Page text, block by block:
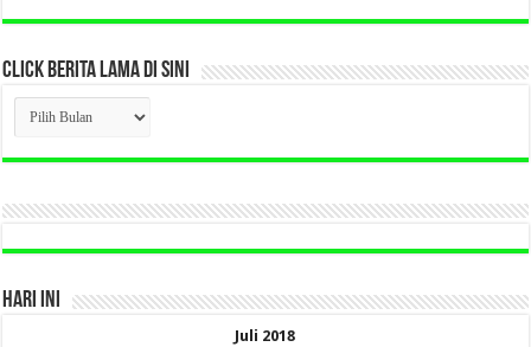
CLICK BERITA LAMA DI SINI
CLICK
BERITA
LAMA
DI
HARI INI
Juli 2018